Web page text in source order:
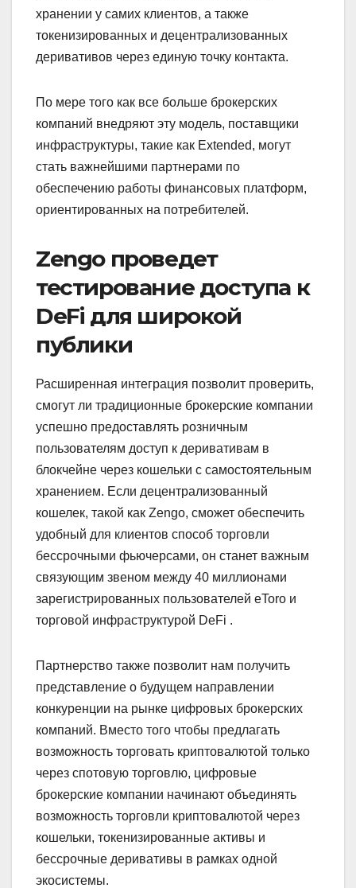
хранении у самих клиентов, а также
токенизированных и децентрализованных
деривативов через единую точку контакта.
По мере того как все больше брокерских
компаний внедряют эту модель, поставщики
инфраструктуры, такие как Extended, могут
стать важнейшими партнерами по
обеспечению работы финансовых платформ,
ориентированных на потребителей.
Zengo проведет
тестирование доступа к
DeFi для широкой
публики
Расширенная интеграция позволит проверить,
смогут ли традиционные брокерские компании
успешно предоставлять розничным
пользователям доступ к деривативам в
блокчейне через кошельки с самостоятельным
хранением. Если децентрализованный
кошелек, такой как Zengo, сможет обеспечить
удобный для клиентов способ торговли
бессрочными фьючерсами, он станет важным
связующим звеном между 40 миллионами
зарегистрированных пользователей eToro и
торговой инфраструктурой DeFi .
Партнерство также позволит нам получить
представление о будущем направлении
конкуренции на рынке цифровых брокерских
компаний. Вместо того чтобы предлагать
возможность торговать криптовалютой только
через спотовую торговлю, цифровые
брокерские компании начинают объединять
возможность торговли криптовалютой через
кошельки, токенизированные активы и
бессрочные деривативы в рамках одной
экосистемы.